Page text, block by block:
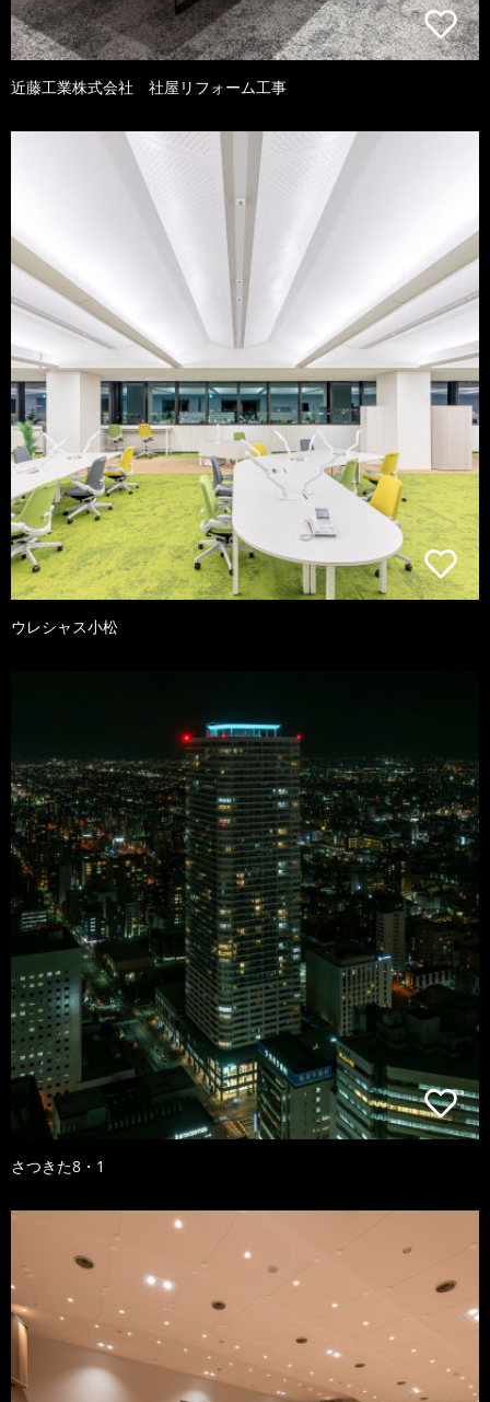
近藤工業株式会社 社屋リフォーム工事
ウレシャス小松
さつきた8・1